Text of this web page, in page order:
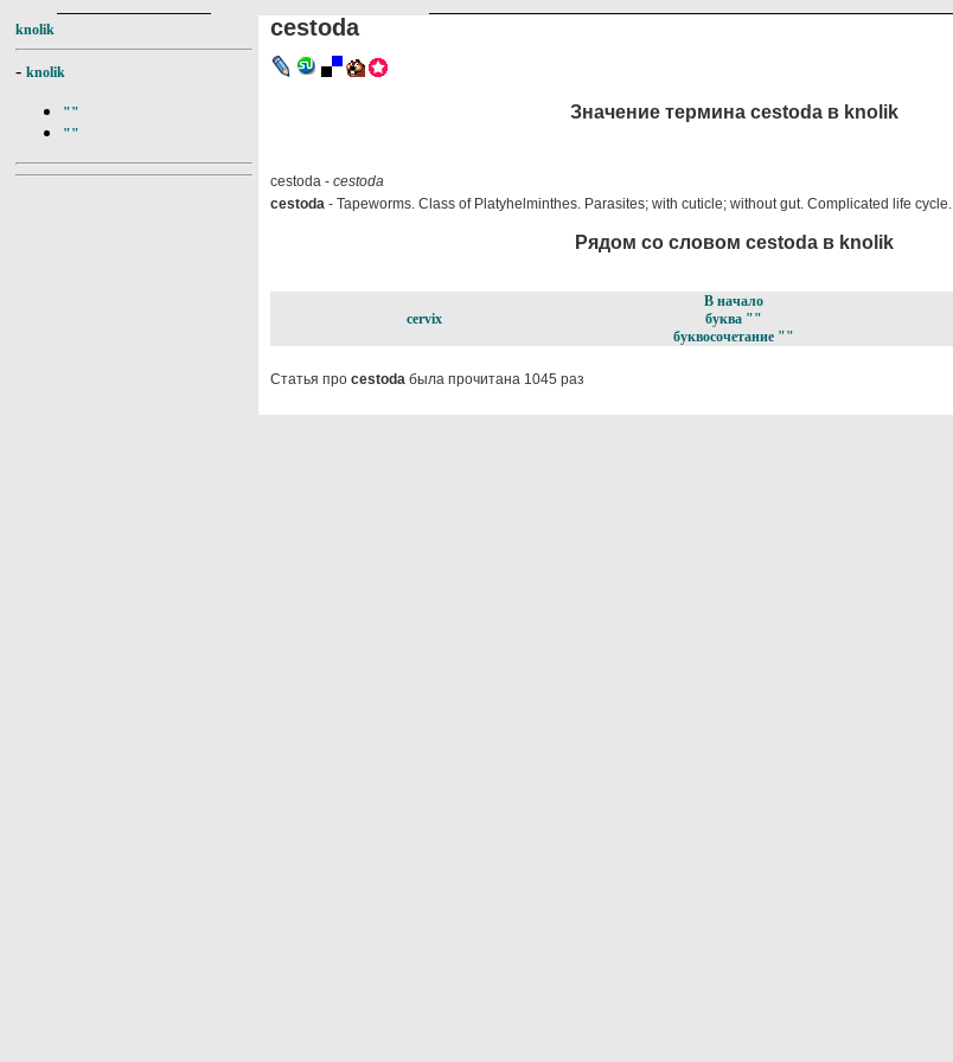
knolik
- knolik
""
""
cestoda
Значение термина cestoda в knolik
cestoda - cestoda
cestoda - Tapeworms. Class of Platyhelminthes. Parasites; with cuticle; without gut. Complicated life cycle.
Рядом со словом cestoda в knolik
cervix
В начало
буква ""
буквосочетание ""
Статья про cestoda была прочитана 1045 раз